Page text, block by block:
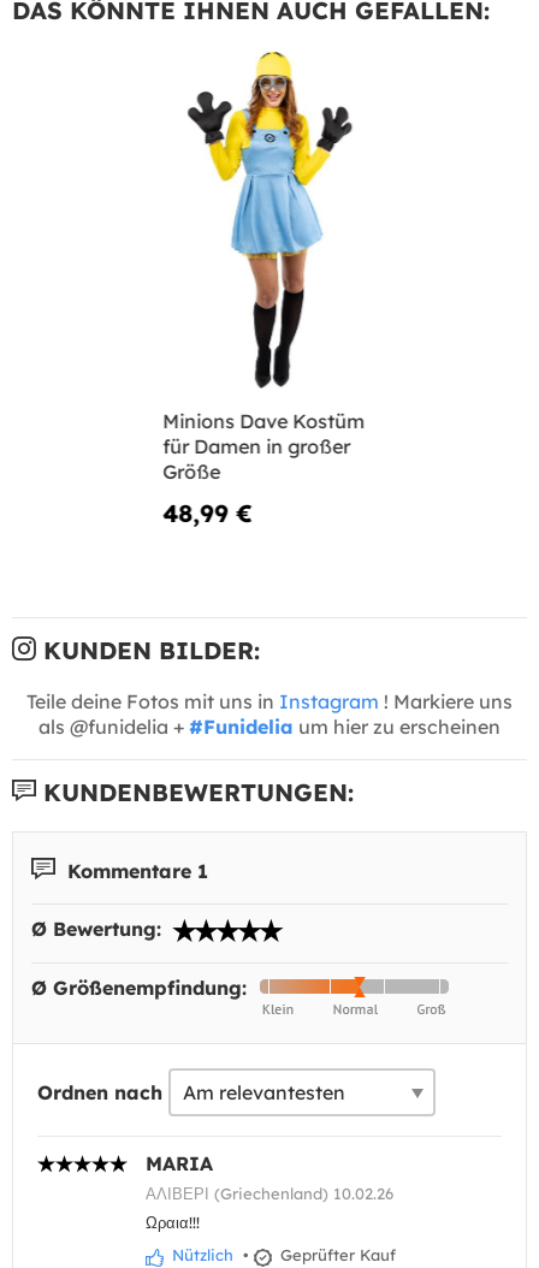
DAS KÖNNTE IHNEN AUCH GEFALLEN:
Minions Dave Kostüm
für Damen in großer
Größe
48,99 €
KUNDEN BILDER:
Teile deine Fotos mit uns in Instagram ! Markiere uns
als @funidelia + #Funidelia um hier zu erscheinen
KUNDENBEWERTUNGEN:
Kommentare 1
Ø Bewertung:
Ø Größenempfindung:
Ordnen nach
MARIA
ΑΛΙΒΕΡΙ (Griechenland) 10.02.26
Ωραια!!!
Nützlich • Geprüfter Kauf